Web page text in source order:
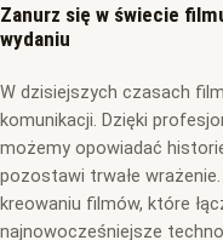
Zanurz się w świecie
wydaniu
W dzisiejszych czasach
komunikacji. Dzięki
możemy opowiadać
pozostawi trwałe
kreowaniu filmów, które
najnowocześniejsze